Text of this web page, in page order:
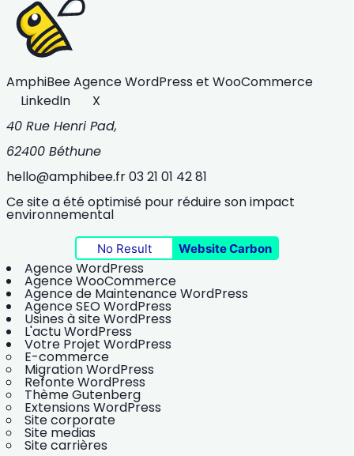
AmphiBeeAgence WordPress et WooCommerce
LinkedIn
X
40 Rue Henri Pad,
62400 Béthune
hello@amphibee.fr03 21 01 42 81
Ce site a été optimisé pour réduire son impact
environnemental
No Result Website Carbon
Agence WordPress
Agence WooCommerce
Agence de Maintenance WordPress
Agence SEO WordPress
Usines à site WordPress
L'actu WordPress
Votre Projet WordPress
E-commerce
Migration WordPress
Refonte WordPress
Thème Gutenberg
Extensions WordPress
Site corporate
Site medias
Site carrières